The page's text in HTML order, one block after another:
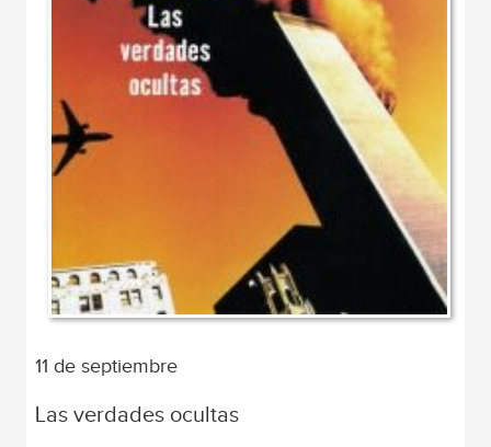
11 de septiembre
Las verdades ocultas